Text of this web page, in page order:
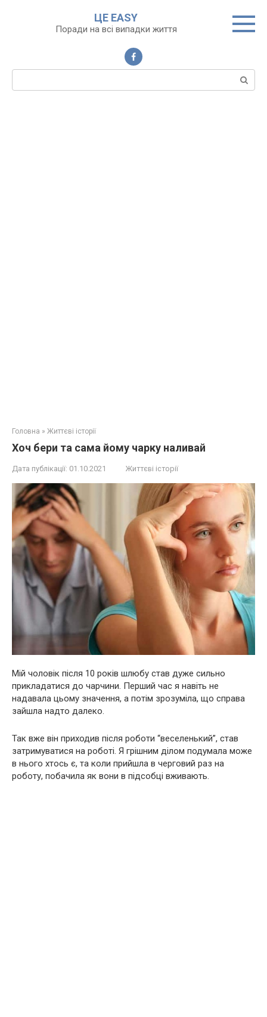
ЦЕ EASY
Поради на всі випадки життя
Пошук:
Головна » Життєві історії
Хоч бери та сама йому чарку наливай
Дата публікації: 01.10.2021 Життєві історії
Мій чоловік після 10 років шлюбу став дуже сильно
прикладатися до чарчини. Перший час я навіть не
надавала цьому значення, а потім зрозуміла, що справа
зайшла надто далеко.
Так вже він приходив після роботи “веселенький”, став
затримуватися на роботі. Я грішним ділом подумала може
в нього хтось є, та коли прийшла в черговий раз на
роботу, побачила як вони в підсобці вживають.